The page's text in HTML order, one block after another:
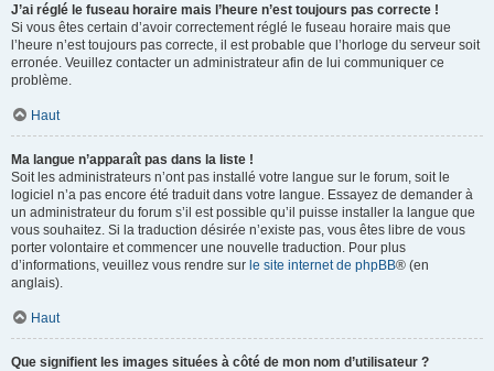
J’ai réglé le fuseau horaire mais l’heure n’est toujours pas correcte !
Si vous êtes certain d’avoir correctement réglé le fuseau horaire mais que
l’heure n’est toujours pas correcte, il est probable que l’horloge du serveur soit
erronée. Veuillez contacter un administrateur afin de lui communiquer ce
problème.
Haut
Ma langue n’apparaît pas dans la liste !
Soit les administrateurs n’ont pas installé votre langue sur le forum, soit le
logiciel n’a pas encore été traduit dans votre langue. Essayez de demander à
un administrateur du forum s’il est possible qu’il puisse installer la langue que
vous souhaitez. Si la traduction désirée n’existe pas, vous êtes libre de vous
porter volontaire et commencer une nouvelle traduction. Pour plus
d’informations, veuillez vous rendre sur le site internet de phpBB® (en
anglais).
Haut
Que signifient les images situées à côté de mon nom d’utilisateur ?